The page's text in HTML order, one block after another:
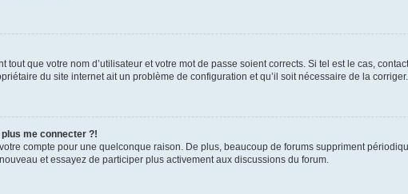
que votre nom d’utilisateur et votre mot de passe soient corrects. Si tel est le cas,
du site internet ait un problème de configuration et qu’il soit nécessaire de la corriger.
me connecter ?!
compte pour une quelconque raison. De plus, beaucoup de forums suppriment
et essayez de participer plus activement aux discussions du forum.